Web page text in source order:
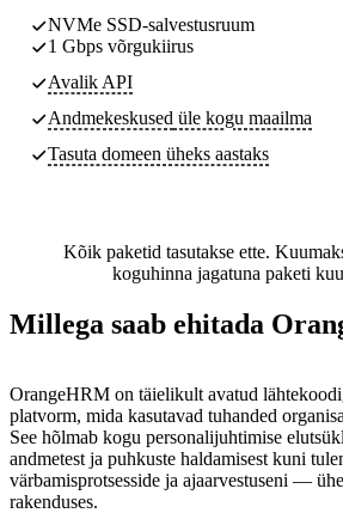
NVMe SSD-salvestusruum
1 Gbps võrgukiirus
Avalik API
Andmekeskused üle kogu maailma
Tasuta domeen üheks aastaks
Kõik paketid tasutakse ette.
koguhinna jagatuna paketi
Millega saab ehitada
OrangeHRM on täielikult avatud
platvorm, mida kasutavad tuhanded
See hõlmab kogu personalijuhtimise
andmetest ja puhkuste haldamisest kuni
värbamisprotsesside ja ajaarvestuseni —
rakenduses.